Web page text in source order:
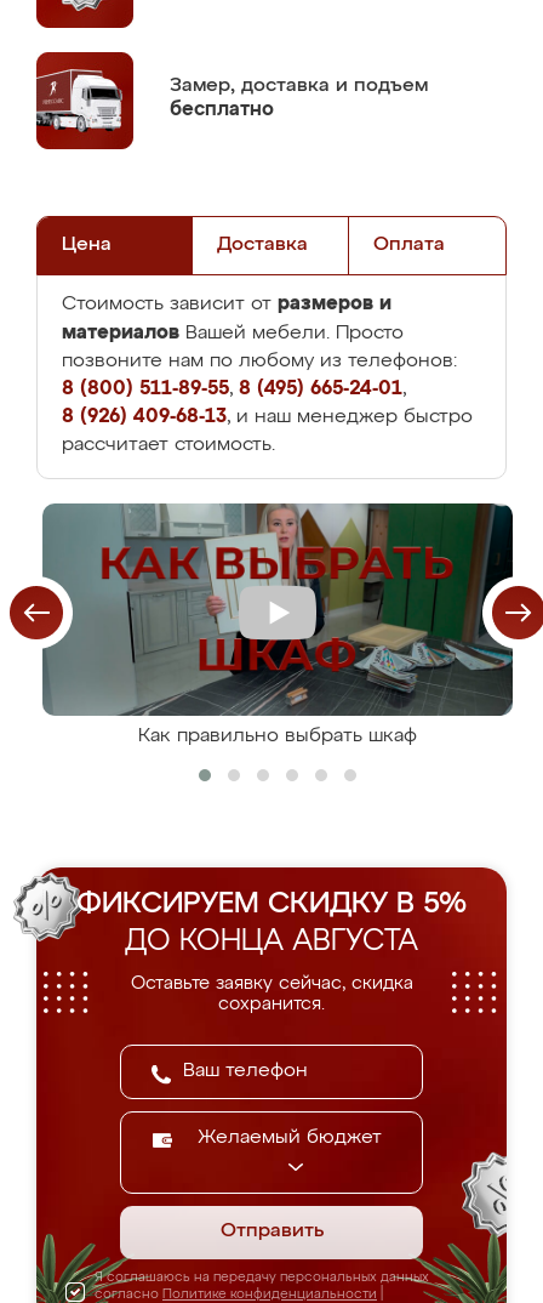
Замер, доставка и подъем
бесплатно
Цена Доставка Оплата
Стоимость зависит от размеров и
материалов Вашей мебели. Просто
позвоните нам по любому из телефонов:
8 (800) 511-89-55, 8 (495) 665-24-01,
8 (926) 409-68-13, и наш менеджер быстро
рассчитает стоимость.
Как правильно выбрать шкаф
ФИКСИРУЕМ СКИДКУ В 5%
ДО КОНЦА АВГУСТА
Оставьте заявку сейчас, скидка
сохранится.
Желаемый бюджет
Отправить
Я соглашаюсь на передачу персональных данных
согласно Политике конфиденциальности